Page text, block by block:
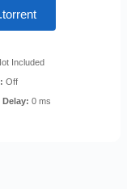
Included
Off
0 ms